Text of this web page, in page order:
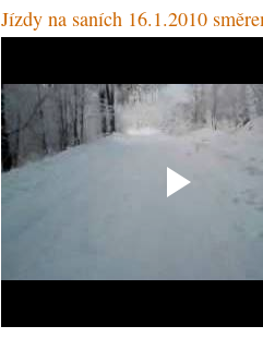
Jízdy na saních 16.1.2010